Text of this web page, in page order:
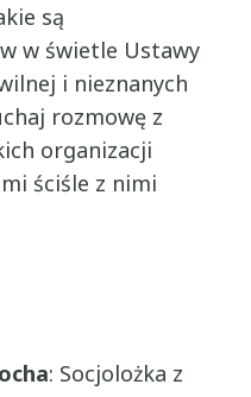
są
w świetle Ustawy
i nieznanych
rozmowę z
organizacji
ściśle z nimi
: Socjolożka z